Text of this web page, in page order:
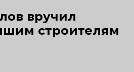
вручил
строителям